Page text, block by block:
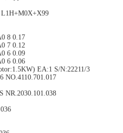
8 0.17
7 0.12
6 0.09
6 0.06
EA:1 S/N:22211/3
NO.4110.701.017
NR.2030.101.038